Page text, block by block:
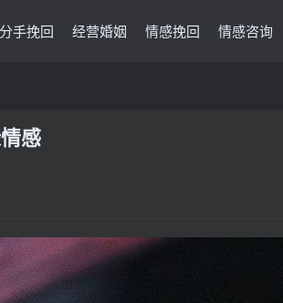
分手挽回 经营婚姻 情感挽回 情感咨询
感